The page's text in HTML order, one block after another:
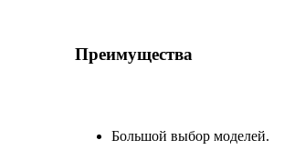
Преимущества
Большой выбор моделей.